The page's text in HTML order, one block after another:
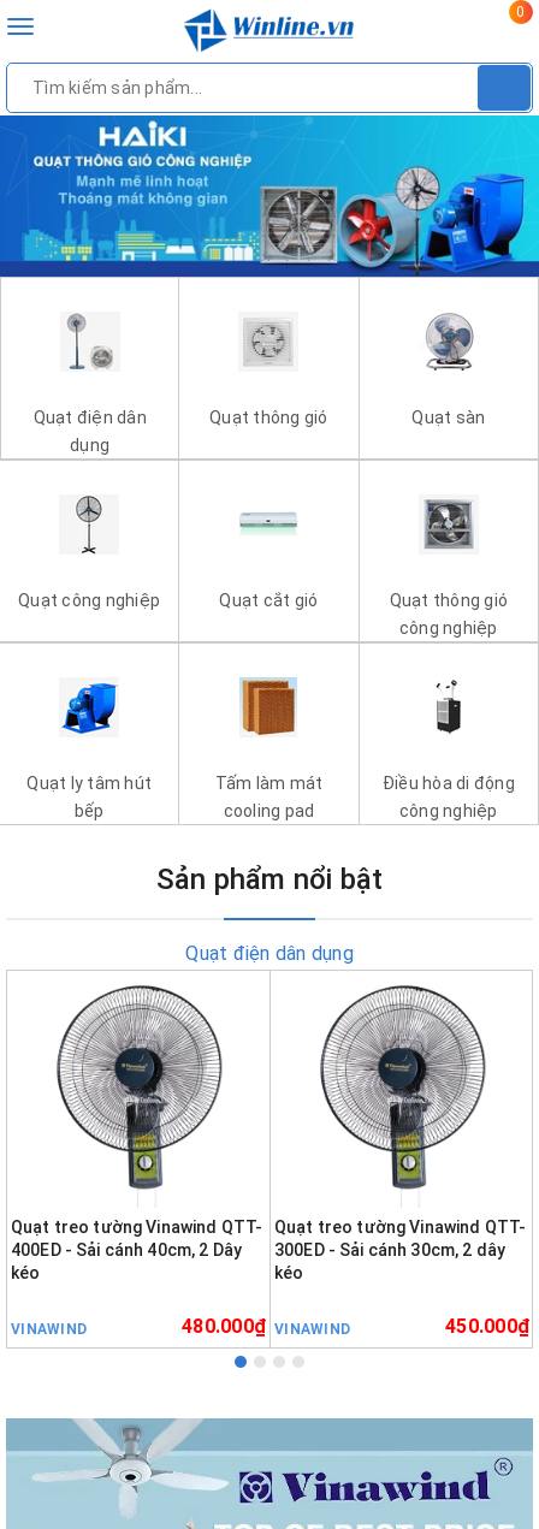
Toggle
0
Quạt điện dân
dụng
Quạt thông gió Quạt sàn
Quạt công nghiệp Quạt cắt gió
Quạt thông gió
công nghiệp
Quạt ly tâm hút
bếp
Tấm làm mát
cooling pad
Điều hòa di động
công nghiệp
Sản phẩm nổi bật
Quạt điện dân dụng
Quạt treo tường Vinawind QTT-
400ED - Sải cánh 40cm, 2 Dây
kéo
VINAWIND 480.000₫
Quạt treo tường Vinawind QTT-
300ED - Sải cánh 30cm, 2 dây
kéo
VINAWIND 450.000₫